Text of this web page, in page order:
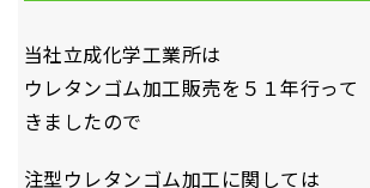
当社立成化学工業所は
ウレタンゴム加工販売を５１年行って
きましたので
注型ウレタンゴム加工に関しては